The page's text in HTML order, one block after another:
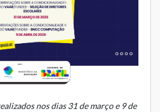
nos dias 31 de março e 9 de